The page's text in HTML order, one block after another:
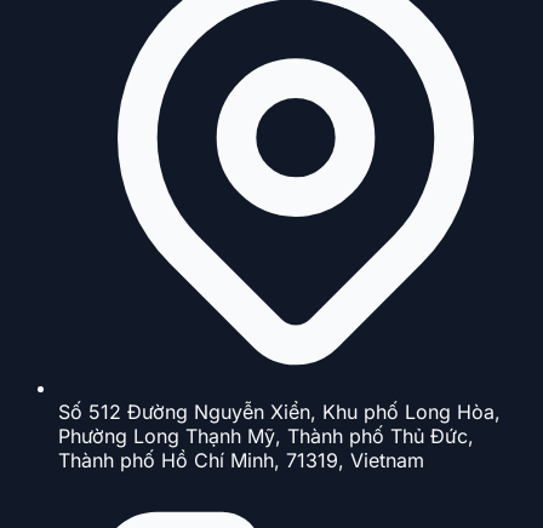
Số 512 Đường Nguyễn Xiển, Khu phố Long Hòa,
Phường Long Thạnh Mỹ, Thành phố Thủ Đức,
Thành phố Hồ Chí Minh, 71319, Vietnam